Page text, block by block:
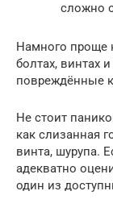
сложно
Намного проще
болтах, винтах
повреждённые
Не стоит
как слизанная
винта, шурупа.
адекватно
один из